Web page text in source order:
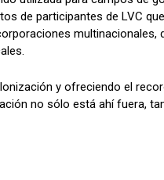
de participantes de LVC
y ofreciendo el
no sólo está ahí fuera,